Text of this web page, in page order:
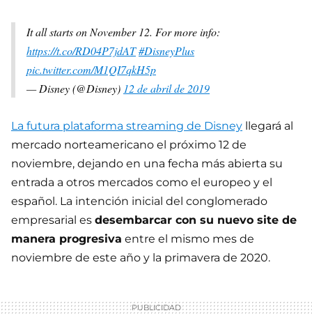
It all starts on November 12. For more info:
https://t.co/RD04P7jdAT#DisneyPlus
pic.twitter.com/M1QI7qkH5p
— Disney (@Disney) 12 de abril de 2019
La futura plataforma streaming de Disney llegará al
mercado norteamericano el próximo 12 de
noviembre, dejando en una fecha más abierta su
entrada a otros mercados como el europeo y el
español. La intención inicial del conglomerado
empresarial es desembarcar con su nuevo site de
manera progresiva entre el mismo mes de
noviembre de este año y la primavera de 2020.